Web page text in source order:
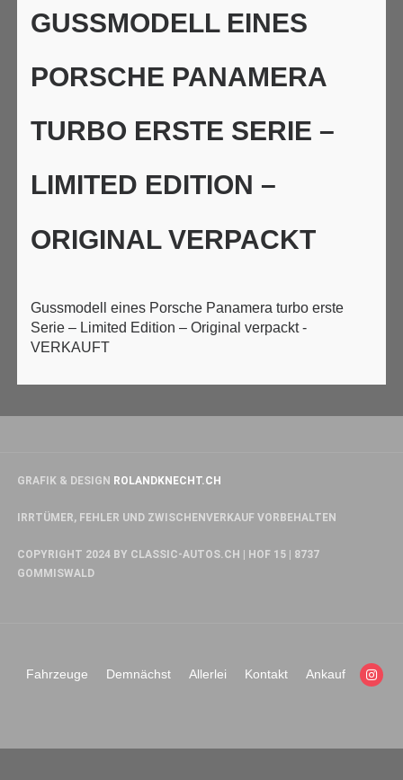
GUSSMODELL EINES
PORSCHE PANAMERA
TURBO ERSTE SERIE –
LIMITED EDITION –
ORIGINAL VERPACKT
Gussmodell eines Porsche Panamera turbo erste
Serie – Limited Edition – Original verpackt -
VERKAUFT
GRAFIK & DESIGN ROLANDKNECHT.CH
IRRTÜMER, FEHLER UND ZWISCHENVERKAUF VORBEHALTEN
COPYRIGHT 2024 BY CLASSIC-AUTOS.CH | HOF 15 | 8737
GOMMISWALD
Fahrzeuge Demnächst Allerlei Kontakt Ankauf